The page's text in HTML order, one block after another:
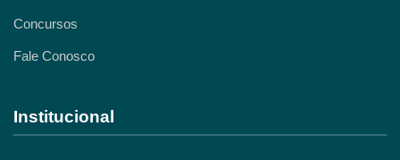
Concursos
Fale Conosco
Institucional